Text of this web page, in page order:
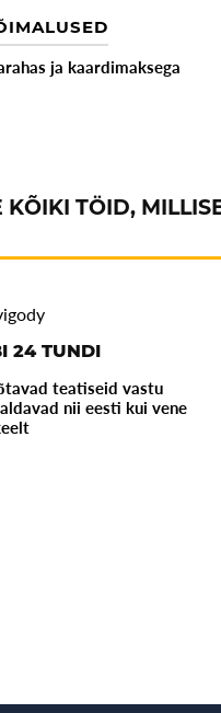
ja kaardimaksega
KÕIKI TÖID,
24 TUNDI
teatiseid vastu
nii eesti kui vene